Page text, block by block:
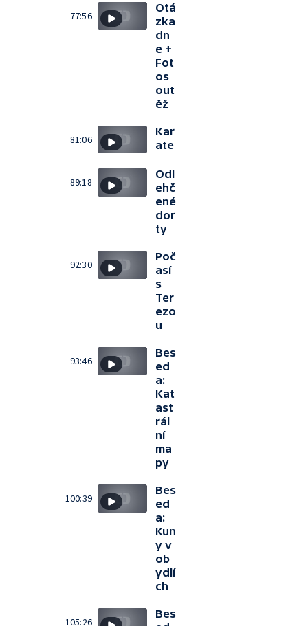
77:56
Otá
zka
dn
e +
Fot
os
out
ěž
81:06
Kar
ate
89:18
Odl
ehč
ené
dor
ty
92:30
Poč
así
s
Ter
ezo
u
93:46
Bes
ed
a:
Kat
ast
rál
ní
ma
py
100:39
Bes
ed
a:
Kun
y v
ob
ydlí
ch
105:26
Bes